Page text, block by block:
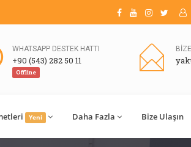
WHATSAPP DESTEK HATTI
+90 (543) 282 50 11
Offline
Yeni Daha Fazla Bize Ulaşın